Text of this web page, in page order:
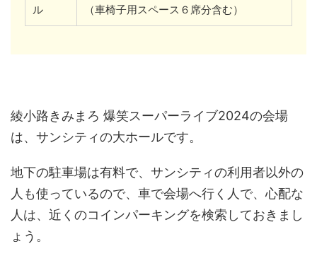
ル
（車椅子用スペース６席分含む）
綾小路きみまろ 爆笑スーパーライブ2024の会場
は、サンシティの大ホールです。
地下の駐車場は有料で、サンシティの利用者以外の
人も使っているので、車で会場へ行く人で、心配な
人は、近くのコインパーキングを検索しておきまし
ょう。